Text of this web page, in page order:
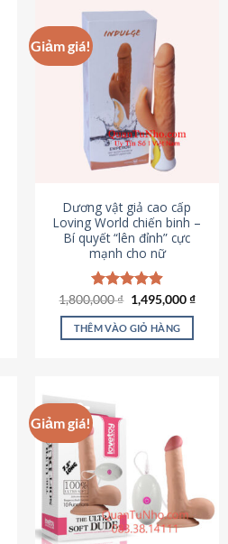
Giảm giá!
Dương vật giả cao cấp
Loving World chiến binh –
Bí quyết “lên đỉnh” cực
mạnh cho nữ
Được xếp
hạng4.89
5 sao
1,800,000₫ Giá
gốc
là:
1,800,000 ₫.
1,495,000₫Giá
THÊM VÀO GIỎ HÀNG
Giảm giá!